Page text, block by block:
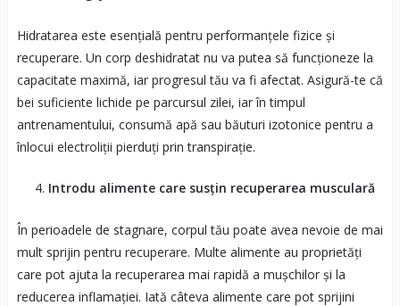
Hidratarea este esențială pentru performanțele fizice și
recuperare. Un corp deshidratat nu va putea să funcționeze la
capacitate maximă, iar progresul tău va fi afectat. Asigură-te că
bei suficiente lichide pe parcursul zilei, iar în timpul
antrenamentului, consumă apă sau băuturi izotonice pentru a
înlocui electroliții pierduți prin transpirație.
Introdu alimente care susțin recuperarea musculară
În perioadele de stagnare, corpul tău poate avea nevoie de mai
mult sprijin pentru recuperare. Multe alimente au proprietăți
care pot ajuta la recuperarea mai rapidă a mușchilor și la
reducerea inflamației. Iată câteva alimente care pot sprijini